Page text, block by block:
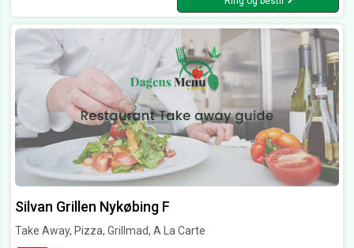
Silvan Grillen Nykøbing F
Take Away, Pizza, Grillmad, A La Carte